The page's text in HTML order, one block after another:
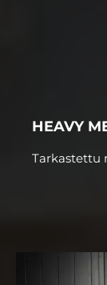
HEAVY
Tarkastettu